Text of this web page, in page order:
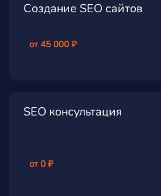
Создание SEO сайтов
от 45 000 ₽
SEO консультация
от 0 ₽